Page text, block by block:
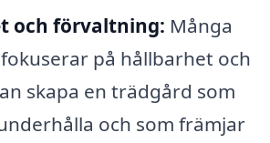
och förvaltning: Många
på hållbarhet och
skapa en trädgård som
och som främjar